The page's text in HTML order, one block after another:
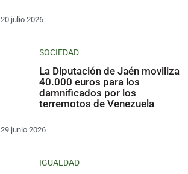
20 julio 2026
SOCIEDAD
La Diputación de Jaén moviliza
40.000 euros para los
damnificados por los
terremotos de Venezuela
29 junio 2026
IGUALDAD